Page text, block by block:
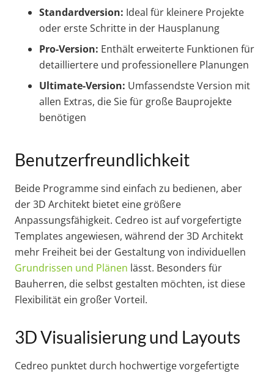
Standardversion: Ideal für kleinere Projekte
oder erste Schritte in der Hausplanung
Pro-Version: Enthält erweiterte Funktionen für
detailliertere und professionellere Planungen
Ultimate-Version: Umfassendste Version mit
allen Extras, die Sie für große Bauprojekte
benötigen
Benutzerfreundlichkeit
Beide Programme sind einfach zu bedienen, aber
der 3D Architekt bietet eine größere
Anpassungsfähigkeit. Cedreo ist auf vorgefertigte
Templates angewiesen, während der 3D Architekt
mehr Freiheit bei der Gestaltung von individuellen
Grundrissen und Plänen lässt. Besonders für
Bauherren, die selbst gestalten möchten, ist diese
Flexibilität ein großer Vorteil.
3D Visualisierung und Layouts
Cedreo punktet durch hochwertige vorgefertigte